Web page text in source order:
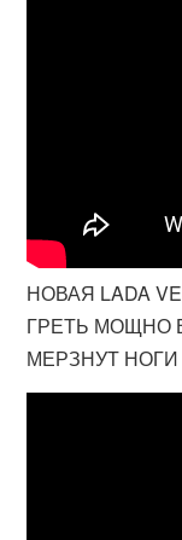
НОВАЯ LADA
ГРЕТЬ МОЩНО
МЕРЗНУТ НОГИ